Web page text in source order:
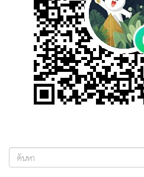
ค้นหา...